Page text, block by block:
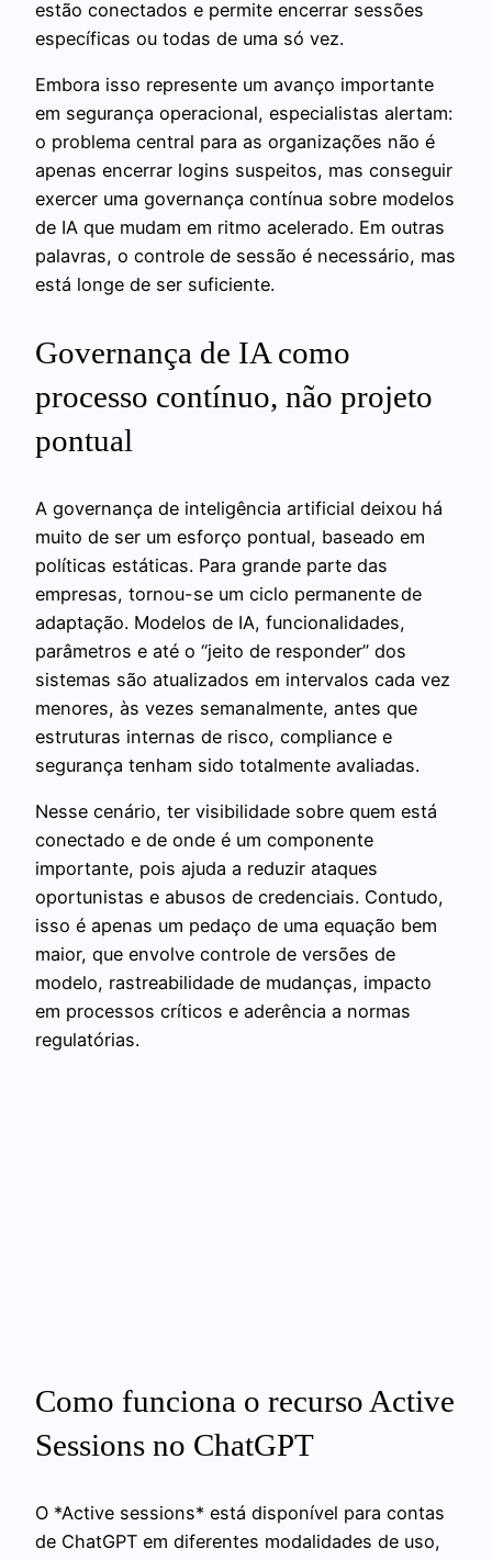
estão conectados e permite encerrar sessões
específicas ou todas de uma só vez.
Embora isso represente um avanço importante
em segurança operacional, especialistas alertam:
o problema central para as organizações não é
apenas encerrar logins suspeitos, mas conseguir
exercer uma governança contínua sobre modelos
de IA que mudam em ritmo acelerado. Em outras
palavras, o controle de sessão é necessário, mas
está longe de ser suficiente.
Governança de IA como
processo contínuo, não projeto
pontual
A governança de inteligência artificial deixou há
muito de ser um esforço pontual, baseado em
políticas estáticas. Para grande parte das
empresas, tornou-se um ciclo permanente de
adaptação. Modelos de IA, funcionalidades,
parâmetros e até o “jeito de responder” dos
sistemas são atualizados em intervalos cada vez
menores, às vezes semanalmente, antes que
estruturas internas de risco, compliance e
segurança tenham sido totalmente avaliadas.
Nesse cenário, ter visibilidade sobre quem está
conectado e de onde é um componente
importante, pois ajuda a reduzir ataques
oportunistas e abusos de credenciais. Contudo,
isso é apenas um pedaço de uma equação bem
maior, que envolve controle de versões de
modelo, rastreabilidade de mudanças, impacto
em processos críticos e aderência a normas
regulatórias.
Como funciona o recurso Active
Sessions no ChatGPT
O *Active sessions* está disponível para contas
de ChatGPT em diferentes modalidades de uso,